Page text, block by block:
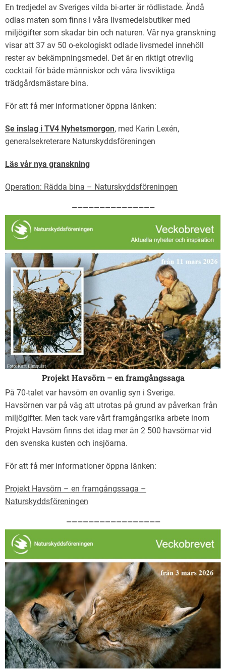
En tredjedel av Sveriges vilda bi-arter är rödlistade. Ändå
odlas maten som finns i våra livsmedelsbutiker med
miljögifter som skadar bin och naturen. Vår nya granskning
visar att 37 av 50 o-ekologiskt odlade livsmedel innehöll
rester av bekämpningsmedel. Det är en riktigt otrevlig
cocktail för både människor och våra livsviktiga
trädgårdsmästare bina.
För att få mer informationer öppna länken:
Se inslag i TV4 Nyhetsmorgon, med Karin Lexén,
generalsekreterare Naturskyddsföreningen
Läs vår nya granskning
Operation: Rädda bina – Naturskyddsföreningen
———————————————
Projekt Havsörn – en framgångssaga
På 70-talet var havsörn en ovanlig syn i Sverige.
Havsörnen var på väg att utrotas på grund av påverkan från
miljögifter. Men tack vare vårt framgångsrika arbete inom
Projekt Havsörn finns det idag mer än 2 500 havsörnar vid
den svenska kusten och insjöarna.
För att få mer informationer öppna länken:
Projekt Havsörn – en framgångssaga –
Naturskyddsföreningen
—————————————————